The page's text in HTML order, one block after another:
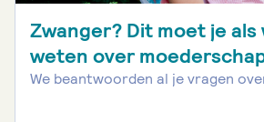
Zwanger? Dit moet je
weten over
We beantwoorden al je vragen